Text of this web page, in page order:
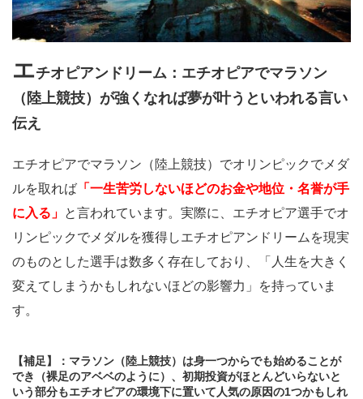
エチオピアンドリーム： エチオピアでマラソン
（陸上競技）が強くなれば夢が叶うといわれる言い
伝え
エチオピアでマラソン（陸上競技）でオリンピックでメダ
ルを取れば 「一生苦労しないほどのお金や地位・名誉が手
に入る」 と言われています。実際に、エチオピア選手でオ
リンピックでメダルを獲得しエチオピアンドリームを現実
のものとした選手は数多く存在しており、「人生を大きく
変えてしまうかもしれないほどの影響力」を持っていま
す。
【補足】：マラソン（陸上競技）は身一つからでも始めることが
でき（裸足のアベベのように）、初期投資がほとんどいらないと
いう部分もエチオピアの環境下に置いて人気の原因の1つかもしれ